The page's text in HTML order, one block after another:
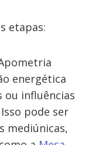
etapas:
energética
ou influências
pode ser
mediúnicas,